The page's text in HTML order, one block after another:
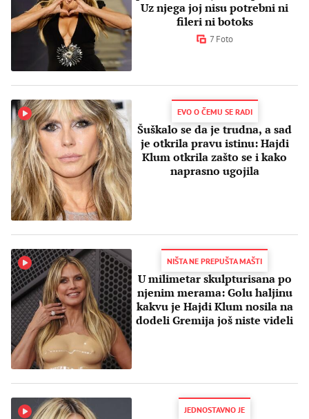
Uz njega joj nisu potrebni ni
fileri ni botoks
7 Foto
EVO O ČEMU SE RADI
Šuškalo se da je trudna, a sad
je otkrila pravu istinu: Hajdi
Klum otkrila zašto se i kako
naprasno ugojila
NIŠTA NE PREPUŠTA MAŠTI
U milimetar skulpturisana po
njenim merama: Golu haljinu
kakvu je Hajdi Klum nosila na
dodeli Gremija još niste videli
JEDNOSTAVNO JE